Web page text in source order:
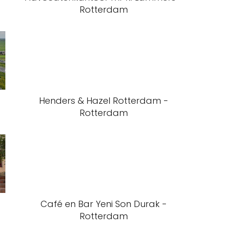
Rotterdam
Henders & Hazel Rotterdam -
Rotterdam
Café en Bar Yeni Son Durak -
Rotterdam